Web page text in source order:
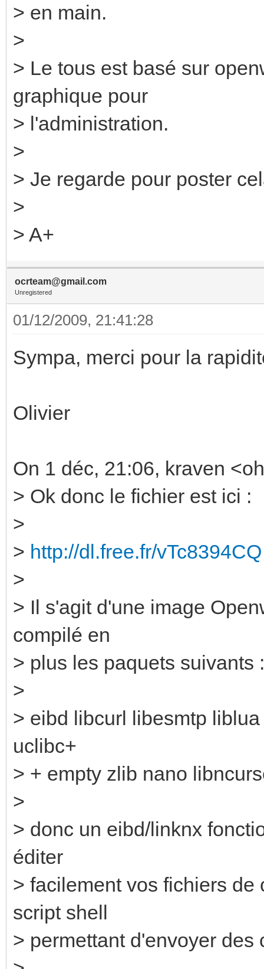
> en main.
>
> Le tous est basé sur
graphique pour
> l'administration.
>
> Je regarde pour poster
>
> A+
ocrteam@gmail.com
Unregistered
01/12/2009, 21:41:28
Sympa, merci pour la
Olivier
On 1 déc, 21:06, kraven
> Ok donc le fichier est ici :
>
> http://dl.free.fr/vTc8394CQ
>
> Il s'agit d'une image
compilé en
> plus les paquets suivants :
>
> eibd libcurl libesmtp
uclibc+
> + empty zlib nano
>
> donc un eibd/linknx
éditer
> facilement vos fichiers
script shell
> permettant d'envoyer des